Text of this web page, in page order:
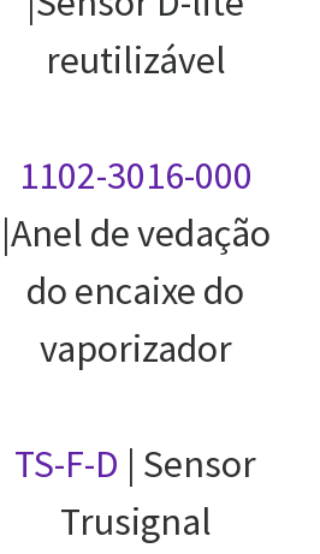
reutilizável
1102-3016-000
|Anel de vedação
do encaixe do
vaporizador
TS-F-D | Sensor
Trusignal